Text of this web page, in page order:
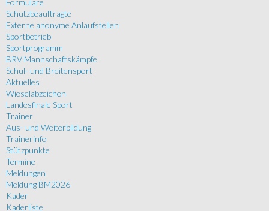
Formulare
Schutzbeauftragte
Externe anonyme Anlaufstellen
Sportbetrieb
Sportprogramm
BRV Mannschaftskämpfe
Schul- und Breitensport
Aktuelles
Wieselabzeichen
Landesfinale Sport
Trainer
Aus- und Weiterbildung
Trainerinfo
Stützpunkte
Termine
Meldungen
Meldung BM2026
Kader
Kaderliste